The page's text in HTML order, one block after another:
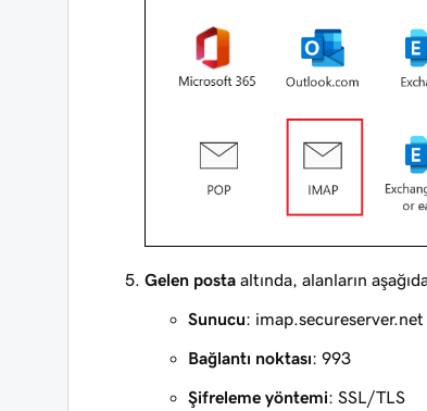
Gelen posta altında, alanların
Sunucu: imap.secureserver.net
Bağlantı noktası: 993
Şifreleme yöntemi: SSL/TLS